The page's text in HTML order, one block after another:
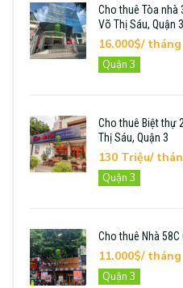
Cho thuê Tòa nhà
Võ Thị Sáu, Quận 3
16.000$/ tháng
Quận 3
Cho thuê Biệt thự
Thị Sáu, Quận 3
130 Triệu/
Quận 3
Cho thuê Nhà
11.000$/ tháng
Quận 3